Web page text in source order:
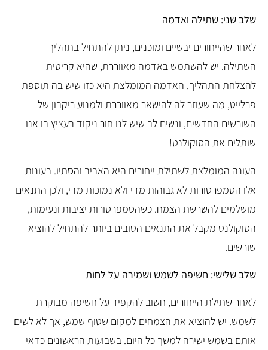
שלב שני: שתילה ואדמה
לאחר שהייחורים יבשיים ומוכנים, ניתן להתחיל בתהליך
השתילה. יש להשתמש באדמה מאווררת, שהיא קריטית
להצלחת התהליך. האדמה המומלצת היא כזו שיש בה תוספת
פרלייט, מה שעוזר לה להישאר מאווררת ולמנוע ריקבון של
השורשים החדשים, ונשים לב שיש לנו חור ניקוד בעציץ בו אנו
שותלים את הסוקולנט!
העונה המומלצת לשתילת ייחורים היא האביב והסתיו. בעונות
אלו הטמפרטורות לא גבוהות מדי ולא נמוכות מדי, ולכן התנאים
מושלמים להשרשת הצמח. כשהטמפרטורות יציבות ונעימות,
הסוקולנט מקבל את התנאים הטובים ביותר להתחיל להוציא
שורשים.
שלב שלישי: חשיפה לשמש ושמירה על לחות
לאחר שתילת הייחורים, חשוב להקפיד על חשיפה מבוקרת
לשמש. יש להוציא את הצמחים למקום שטוף שמש, אך לא לשים
אותם בשמש ישירה למשך כל היום. בשבועות הראשונים כדאי